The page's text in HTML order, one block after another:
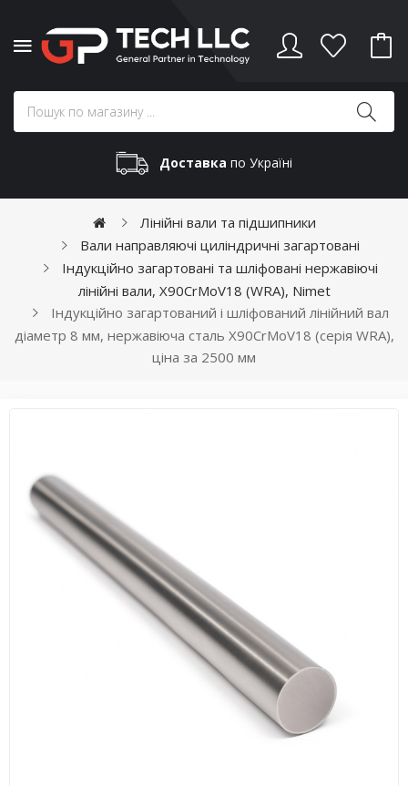
Доставка по Україні
Лінійні вали та підшипники
Вали направляючі циліндричні загартовані
Індукційно загартовані та шліфовані нержавіючі
лінійні вали, X90CrMoV18 (WRA), Nimet
Індукційно загартований і шліфований лінійний вал
діаметр 8 мм, нержавіюча сталь X90CrMoV18 (серія WRA),
ціна за 2500 мм